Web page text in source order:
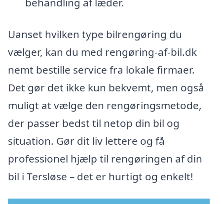
Uanset hvilken type bilrengøring du
vælger, kan du med rengøring-af-bil.dk
nemt bestille service fra lokale firmaer.
Det gør det ikke kun bekvemt, men også
muligt at vælge den rengøringsmetode,
der passer bedst til netop din bil og
situation. Gør dit liv lettere og få
professionel hjælp til rengøringen af din
bil i Tersløse – det er hurtigt og enkelt!